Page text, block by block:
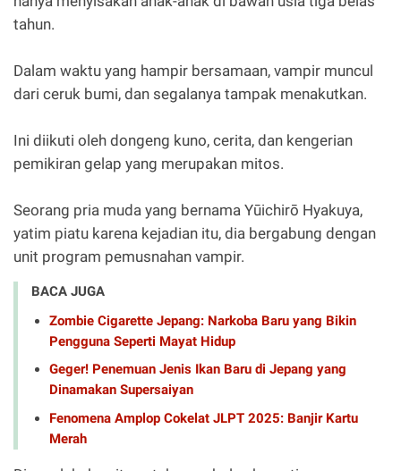
tahun.
Dalam waktu yang hampir bersamaan, vampir muncul
dari ceruk bumi, dan segalanya tampak menakutkan.
Ini diikuti oleh dongeng kuno, cerita, dan kengerian
pemikiran gelap yang merupakan mitos.
Seorang pria muda yang bernama Yūichirō Hyakuya,
yatim piatu karena kejadian itu, dia bergabung dengan
unit program pemusnahan vampir.
BACA JUGA
Zombie Cigarette Jepang: Narkoba Baru yang Bikin
Pengguna Seperti Mayat Hidup
Geger! Penemuan Jenis Ikan Baru di Jepang yang
Dinamakan Supersaiyan
Fenomena Amplop Cokelat JLPT 2025: Banjir Kartu
Merah